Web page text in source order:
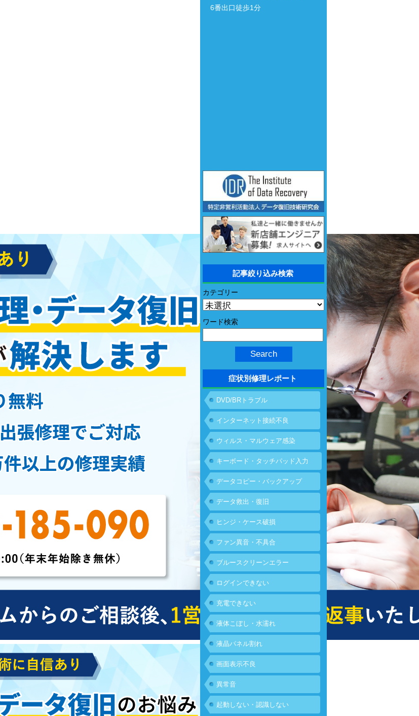
6番出口徒歩1分
記事絞り込み検索
カテゴリー
ワード検索
症状別修理レポート
DVD/BRトラブル
インターネット接続不良
ウィルス・マルウェア感染
キーボード・タッチパッド入力
不具合
データコピー・バックアップ
データ救出・復旧
ヒンジ・ケース破損
ファン異音・不具合
ブルースクリーンエラー
ログインできない
充電できない
液体こぼし・水濡れ
液晶パネル割れ
画面表示不良
異常音
起動しない・認識しない